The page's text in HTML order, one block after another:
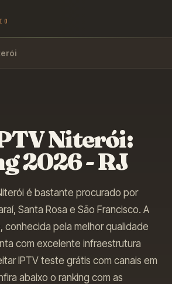
Niterói:
2026 -RJ
é bastante procurado por
Santa Rosa e São Francisco. A
conhecida pela melhor qualidade
com excelente infraestrutura
IPTV teste grátis com canais em
abaixo o ranking com as